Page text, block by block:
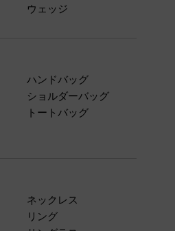
ウェッジ
ハンドバッグ
ショルダーバッグ
トートバッグ
ネックレス
リング